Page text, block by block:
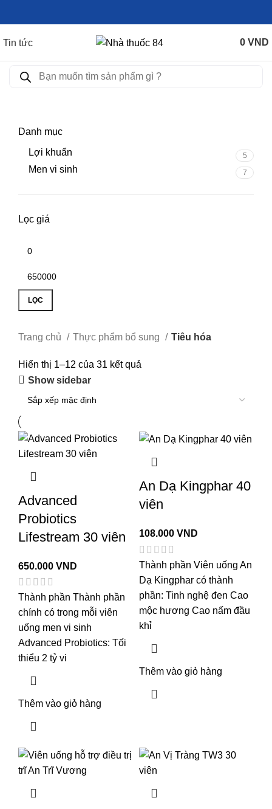
Tin tức 0 VND
Danh mục
Lợi khuẩn
5
Men vi sinh 7
Lọc giá
LỌC
Trang chủ Thực phẩm bổ sung Tiêu hóa
Hiển thị 1–12 của 31 kết quả
Show sidebar
Advanced
Probiotics
Lifestream 30 viên
650.000 VND
Thành phần Thành phần
chính có trong mỗi viên
uống men vi sinh
Advanced Probiotics: Tối
thiểu 2 tỷ vi
Thêm vào giỏ hàng
An Dạ Kingphar 40
viên
108.000 VND
Thành phần Viên uống An
Dạ Kingphar có thành
phần: Tinh nghệ đen Cao
mộc hương Cao nấm đầu
khỉ
Thêm vào giỏ hàng